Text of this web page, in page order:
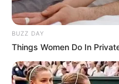
BUZZ DAY
Things Women Do In